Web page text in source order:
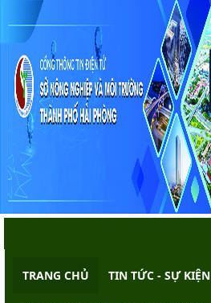
TRANG CHỦ TIN TỨC - SỰ KIỆN